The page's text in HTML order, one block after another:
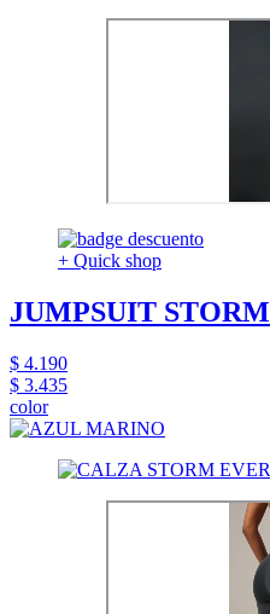
+ Quick shop
JUMPSUIT STORM
$ 4.190
$ 3.435
color